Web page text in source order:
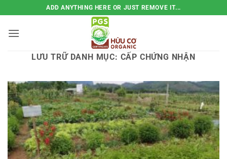
qua
nội
ADD ANYTHING HERE OR JUST REMOVE IT...
LƯU TRỮ DANH MỤC: CẤP CHỨNG NHẬN